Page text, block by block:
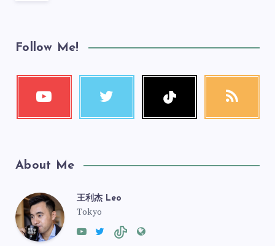
Follow Me!
About Me
王利杰 Leo
Tokyo